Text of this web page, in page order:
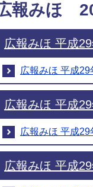
報みほ
広報みほ 平成
広報みほ 平成29
広報みほ 平成
広報みほ 平成29
広報みほ 平成